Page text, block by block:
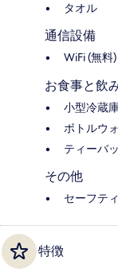
タオル
通信設備
WiFi (無料)
お食事と飲
小型冷蔵
ボトルウ
ティーバ
その他
セーフテ
特徴